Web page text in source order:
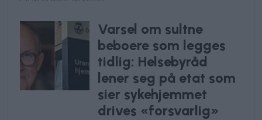
Varsel om sultne
beboere som legges
tidlig: Helsebyråd
lener seg på etat som
sier sykehjemmet
drives «forsvarlig»